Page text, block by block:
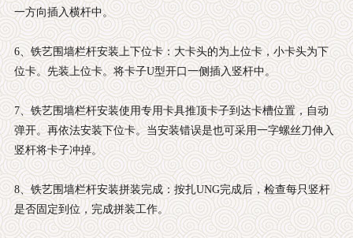
一方向插入横杆中。
6、铁艺围墙栏杆安装上下位卡：大卡头的为上位卡，小卡头为下
位卡。先装上位卡。将卡子U型开口一侧插入竖杆中。
7、铁艺围墙栏杆安装使用专用卡具推顶卡子到达卡槽位置，自动
弹开。再依法安装下位卡。当安装错误是也可采用一字螺丝刀伸入
竖杆将卡子冲掉。
8、铁艺围墙栏杆安装拼装完成：按扎UNG完成后，检查每只竖杆
是否固定到位，完成拼装工作。